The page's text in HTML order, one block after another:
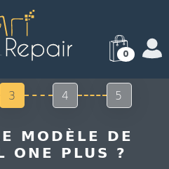
0
3 4 5
MODÈLE DE
ONE PLUS ?